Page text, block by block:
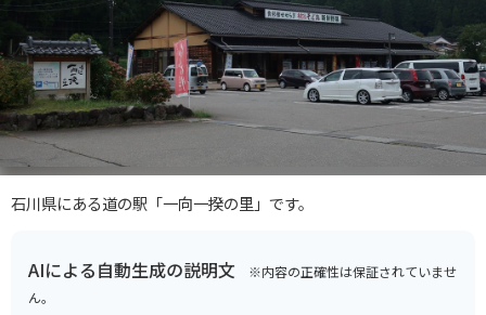
石川県にある道の駅「一向一揆の里」です。
AIによる自動生成の説明文 ※内容の正確性は保証されていませ
ん。